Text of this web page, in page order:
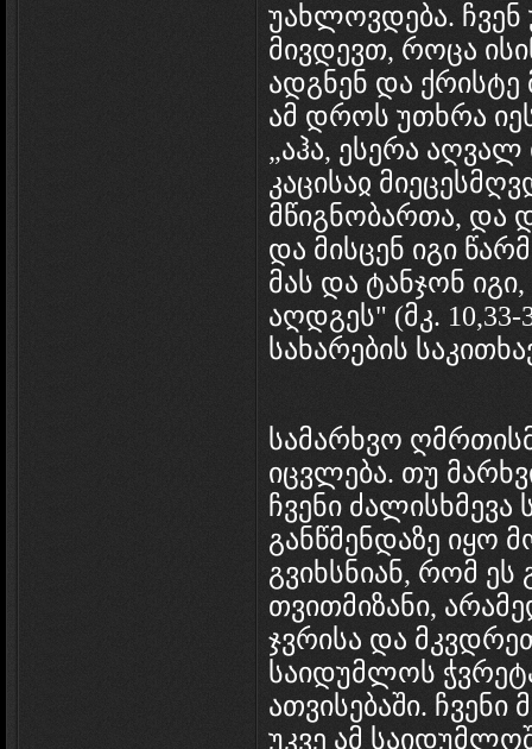
უახლოვდება. ჩვენ
მივდევთ, როცა
ადგნენ და
ამ დროს უთხრა
„აჰა, ესერა
კაცისაჲ
მწიგნობართა, და
და მისცენ იგი
მას და ტანჯონ
აღდგეს" (მკ. 10,33-
სახარების
სამარხვო
იცვლება. თუ
ჩვენი ძალისხმევა
განწმენდაზე იყო
გვიხსნიან, რომ ეს
თვითმიზანი,
ჯვრისა და
საიდუმლოს
ათვისებაში.
უკვე ამ